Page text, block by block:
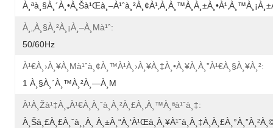
À¸„à¸§à¸²à¸¡à¸–À¸µà¹ˆ:
50/60Hz
À¹€à¸›à¸¥à¸µà¹ˆà¸¢à¸™à¹à¸›à¸¥à¸‡à¸•à¸¥à¸­à¸”à¹€à¸§à¸¥à¸²:
1 À¸§à¸´à¸™à¸²à¸—À¸µ
À¹à¸žà¹‡à¸„à¹€à¸à¸ˆà¸à¸²à¸£à¸‚à¸™à¸ªà¹ˆà¸‡:
À¸šà¸£à¸£à¸ˆà¸¸à¸